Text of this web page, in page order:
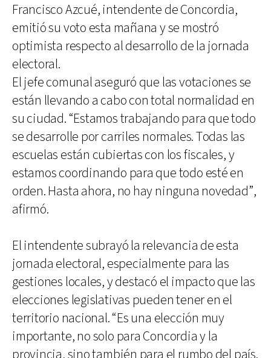
Francisco Azcué, intendente de Concordia,
emitió su voto esta mañana y se mostró
optimista respecto al desarrollo de la jornada
electoral.
El jefe comunal aseguró que las votaciones se
están llevando a cabo con total normalidad en
su ciudad. “Estamos trabajando para que todo
se desarrolle por carriles normales. Todas las
escuelas están cubiertas con los fiscales, y
estamos coordinando para que todo esté en
orden. Hasta ahora, no hay ninguna novedad”,
afirmó.
El intendente subrayó la relevancia de esta
jornada electoral, especialmente para las
gestiones locales, y destacó el impacto que las
elecciones legislativas pueden tener en el
territorio nacional. “Es una elección muy
importante, no solo para Concordia y la
provincia, sino también para el rumbo del país.